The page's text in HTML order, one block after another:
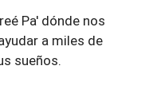
Pa' dónde nos
a miles de
sueños.